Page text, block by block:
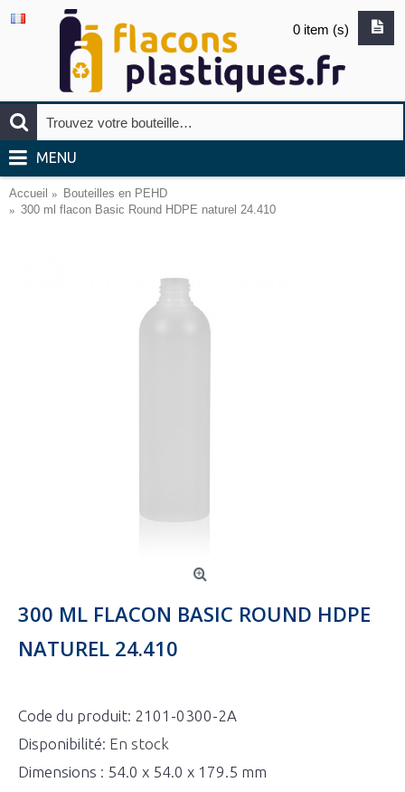
0 item (s)
MENU
Accueil
Bouteilles en PEHD
300 ml flacon Basic Round HDPE naturel 24.410
300 ML FLACON BASIC ROUND HDPE
NATUREL 24.410
Code du produit: 2101-0300-2A
Disponibilité: En stock
Dimensions : 54.0 x 54.0 x 179.5 mm